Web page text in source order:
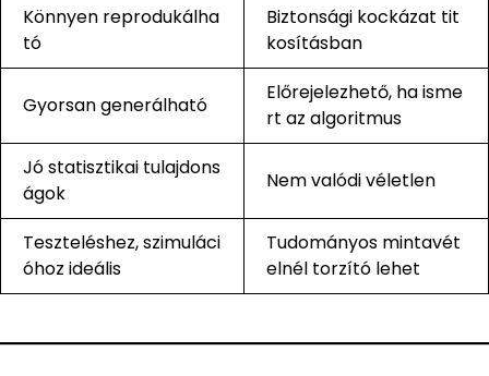
Könnyen reprodukálha
tó
Biztonsági kockázat tit
kosításban
Gyorsan generálható
Előrejelezhető, ha isme
rt az algoritmus
Jó statisztikai tulajdons
ágok
Nem valódi véletlen
Teszteléshez, szimuláci
óhoz ideális
Tudományos mintavét
elnél torzító lehet